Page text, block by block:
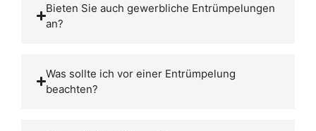
Bieten Sie auch gewerbliche Entrümpelungen
an?
Was sollte ich vor einer Entrümpelung
beachten?